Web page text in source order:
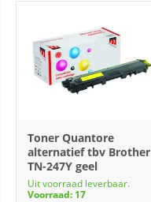
Toner Quantore
alternatief tbv Brother
TN-247Y geel
Uit voorraad leverbaar.
Voorraad: 17